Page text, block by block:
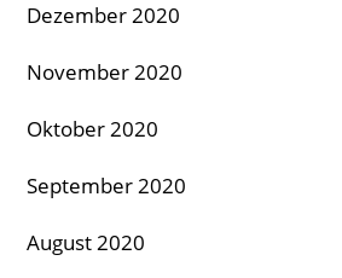
Dezember 2020
November 2020
Oktober 2020
September 2020
August 2020